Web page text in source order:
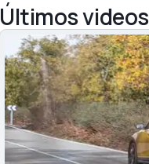
Últimos videos